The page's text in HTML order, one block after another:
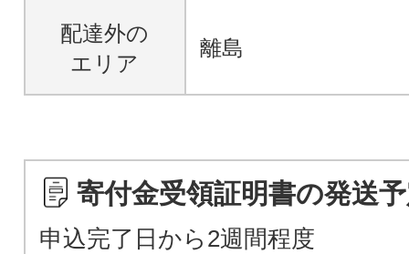
配達外の
エリア
離島
寄付金受領証明書の発送
申込完了日から2週間程度